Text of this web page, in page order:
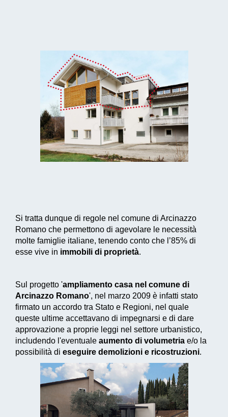
Si tratta dunque di regole nel comune di Arcinazzo
Romano che permettono di agevolare le necessità
molte famiglie italiane, tenendo conto che l’85% di
esse vive in immobili di proprietà.
Sul progetto 'ampliamento casa nel comune di
Arcinazzo Romano', nel marzo 2009 è infatti stato
firmato un accordo tra Stato e Regioni, nel quale
queste ultime accettavano di impegnarsi e di dare
approvazione a proprie leggi nel settore urbanistico,
includendo l'eventuale aumento di volumetria e/o la
possibilità di eseguire demolizioni e ricostruzioni.